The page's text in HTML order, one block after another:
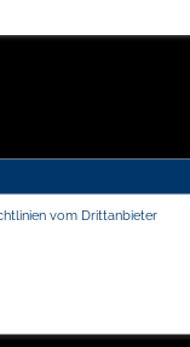
vom Drittanbieter